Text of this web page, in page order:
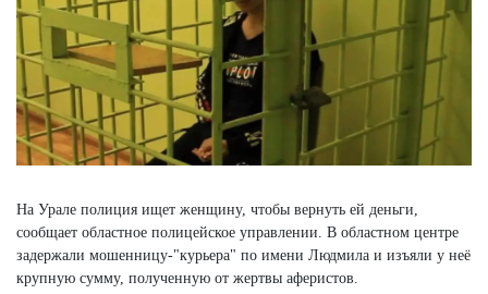
На Урале полиция ищет женщину, чтобы вернуть ей деньги,
сообщает областное полицейское управлении. В областном центре
задержали мошенницу-"курьера" по имени Людмила и изъяли у неё
крупную сумму, полученную от жертвы аферистов.